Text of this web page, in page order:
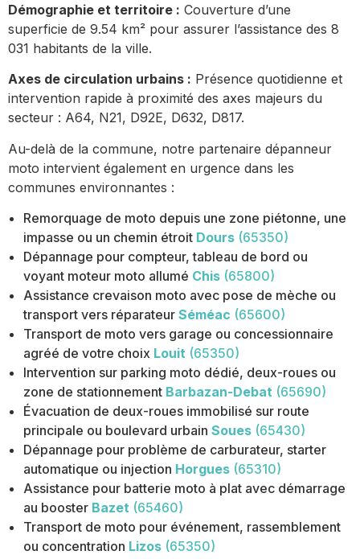
Démographie et territoire : Couverture d’une
superficie de 9.54 km² pour assurer l’assistance des 8
031 habitants de la ville.
Axes de circulation urbains : Présence quotidienne et
intervention rapide à proximité des axes majeurs du
secteur : A64, N21, D92E, D632, D817.
Au-delà de la commune, notre partenaire dépanneur
moto intervient également en urgence dans les
communes environnantes :
Remorquage de moto depuis une zone piétonne, une
impasse ou un chemin étroit Dours (65350)
Dépannage pour compteur, tableau de bord ou
voyant moteur moto allumé Chis (65800)
Assistance crevaison moto avec pose de mèche ou
transport vers réparateur Séméac (65600)
Transport de moto vers garage ou concessionnaire
agréé de votre choix Louit (65350)
Intervention sur parking moto dédié, deux-roues ou
zone de stationnement Barbazan-Debat (65690)
Évacuation de deux-roues immobilisé sur route
principale ou boulevard urbain Soues (65430)
Dépannage pour problème de carburateur, starter
automatique ou injection Horgues (65310)
Assistance pour batterie moto à plat avec démarrage
au booster Bazet (65460)
Transport de moto pour événement, rassemblement
ou concentration Lizos (65350)